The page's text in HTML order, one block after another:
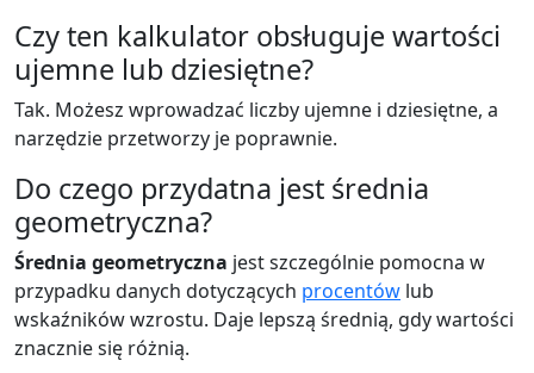
Czy ten kalkulator obsługuje wartości
ujemne lub dziesiętne?
Tak. Możesz wprowadzać liczby ujemne i dziesiętne, a
narzędzie przetworzy je poprawnie.
Do czego przydatna jest średnia
geometryczna?
Średnia geometryczna jest szczególnie pomocna w
przypadku danych dotyczących procentów lub
wskaźników wzrostu. Daje lepszą średnią, gdy wartości
znacznie się różnią.